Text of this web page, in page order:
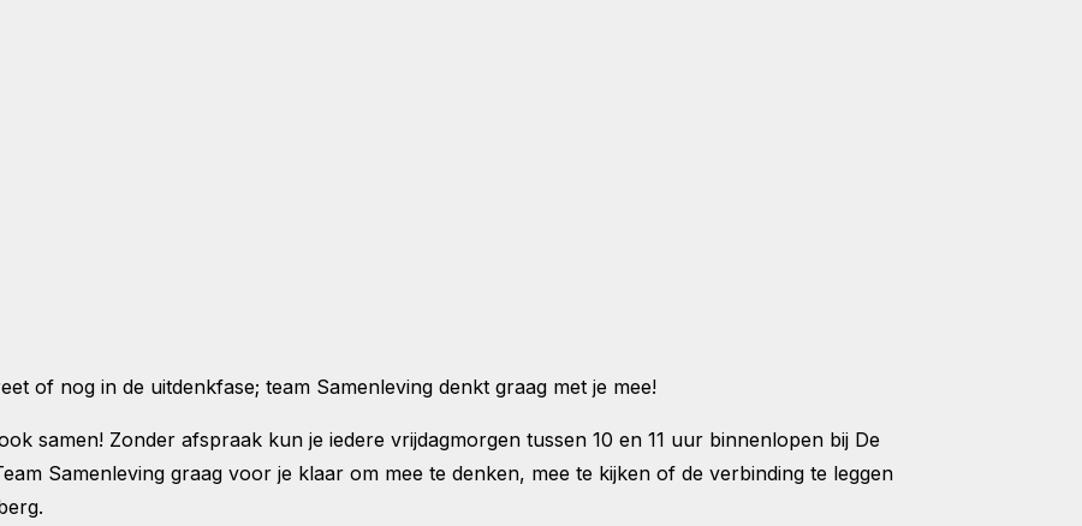
of nog in de uitdenkfase; team Samenleving denkt graag met je mee!
samen! Zonder afspraak kun je iedere vrijdagmorgen tussen 10 en 11 uur binnenlopen bij De
Samenleving graag voor je klaar om mee te denken, mee te kijken of de verbinding te leggen